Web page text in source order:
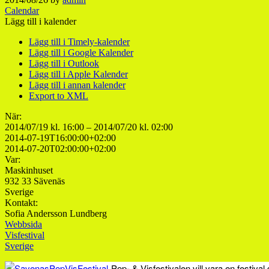
Calendar
Lägg till i kalender
Lägg till i Timely-kalender
Lägg till i Google Kalender
Lägg till i Outlook
Lägg till i Apple Kalender
Lägg till i annan kalender
Export to XML
När:
2014/07/19 kl. 16:00 – 2014/07/20 kl. 02:00
2014-07-19T16:00:00+02:00
2014-07-20T02:00:00+02:00
Var:
Maskinhuset
932 33 Sävenäs
Sverige
Kontakt:
Sofia Andersson Lundberg
Webbsida
Visfestival
Sverige